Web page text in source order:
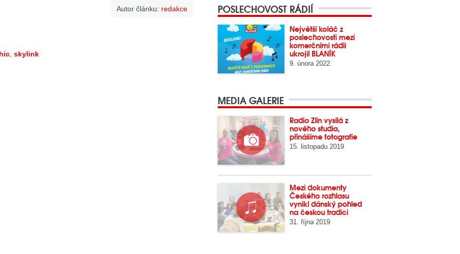
Autor článku: redakce
skylink
POSLECHOVOST RÁDIÍ
Největší koláč z
poslechovosti mezi
komerčními rádii
ukrojil BLANÍK
9. února 2022
MEDIA GALERIE
Radio Zlín vysílá z
nového studia,
přinášíme fotografie
15. listopadu 2019
Mezi dokumenty
Českého rozhlasu
vynikl dánský pohled
na českou tradici
31. října 2019